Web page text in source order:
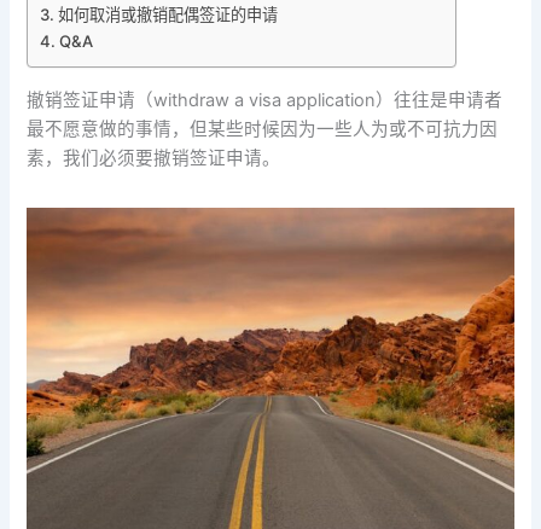
如何取消或撤销配偶签证的申请
Q&A
撤销签证申请（withdraw a visa application）往往是申请者
最不愿意做的事情，但某些时候因为一些人为或不可抗力因
素，我们必须要撤销签证申请。